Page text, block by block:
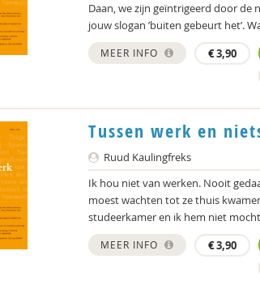
Daan, we zijn geïntrigeerd door de
jouw slogan ’buiten gebeurt het’.
MEER INFO €3,90
Tussen werk en
Ruud Kaulingfreks
Ik hou niet van werken. Nooit
moest wachten tot ze thuis
studeerkamer en ik hem niet
MEER INFO €3,90